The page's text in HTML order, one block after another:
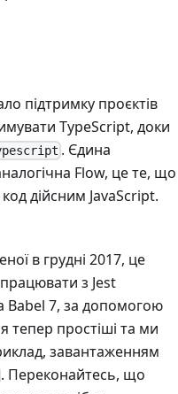
підтримку проєктів
TypeScript, доки
. Єдина
Flow, це те, що
дійсним JavaScript.
в грудні 2017, це
з Jest
Babel 7, за допомогою
простіші та ми
завантаженням
. Переконайтесь, що